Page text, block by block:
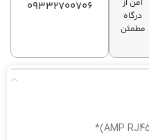
امن از
درگاه
مطمئن
09332700706